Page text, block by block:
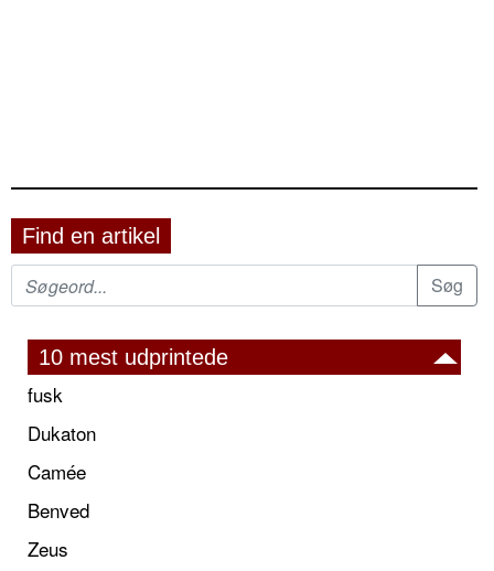
Find en artikel
10 mest udprintede
fusk
Dukaton
Camée
Benved
Zeus